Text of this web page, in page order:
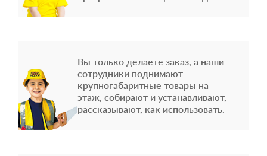
Вы только делаете заказ, а наши
сотрудники поднимают
крупногабаритные товары на
этаж, собирают и устанавливают,
рассказывают, как использовать.